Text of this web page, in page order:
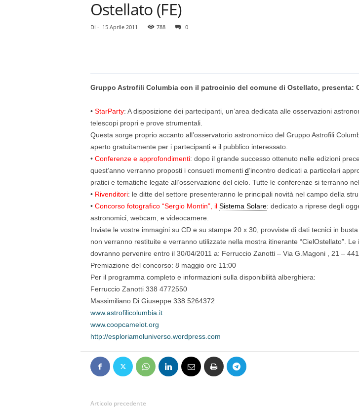
Ostellato (FE)
Di - 15 Aprile 2011 788 0
Gruppo Astrofili Columbia con il patrocinio del comune di Ostellato, presenta:
• StarParty: A disposizione dei partecipanti, un’area dedicata alle osservazioni
telescopi propri e prove strumentali.
Questa sorge proprio accanto all’osservatorio astronomico del Gruppo Astrofili
aperto gratuitamente per i partecipanti e il pubblico interessato.
• Conferenze e approfondimenti: dopo il grande successo ottenuto nelle edizioni
quest’anno verranno proposti i consueti momenti d’incontro dedicati a particolari
pratici e tematiche legate all’osservazione del cielo. Tutte le conferenze si terranno
• Rivenditori: le ditte del settore presenteranno le principali novità nel campo della
• Concorso fotografico “Sergio Montin”, il Sistema Solare: dedicato a riprese degli
astronomici, webcam, e videocamere.
Inviate le vostre immagini su CD e su stampe 20 x 30, provviste di dati tecnici in
non verranno restituite e verranno utilizzate nella mostra itinerante “CielOstellato”. Le
dovranno pervenire entro il 30/04/2011 a: Ferruccio Zanotti – Via G.Magoni , 21 –
Premiazione del concorso: 8 maggio ore 11:00
Per il programma completo e informazioni sulla disponibilità alberghiera:
Ferruccio Zanotti 338 4772550
Massimiliano Di Giuseppe 338 5264372
www.astrofilicolumbia.it
www.coopcamelot.org
http://esploriamoluniverso.wordpress.com
Articolo precedente